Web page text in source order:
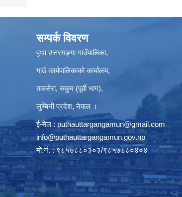
सम्पर्क विवरण
पुथा उत्तरगङ्गा गाउँपालिका,
गाउँ कार्यपालिकाको कार्यालय,
तकसेरा, रुकुम (पूर्वी भाग),
लुम्बिनी प्रदेश, नेपाल ।
ई-मेल : puthauttargangamun@gmail.com
info@puthauttargangamun.gov.np
मो.नं. : ९८५७८८०३०३/९८५७८८०४०४